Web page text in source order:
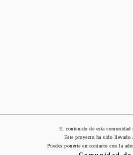
El contenido de esta
Este proyecto ha sido
Puedes ponerte en contacto con la